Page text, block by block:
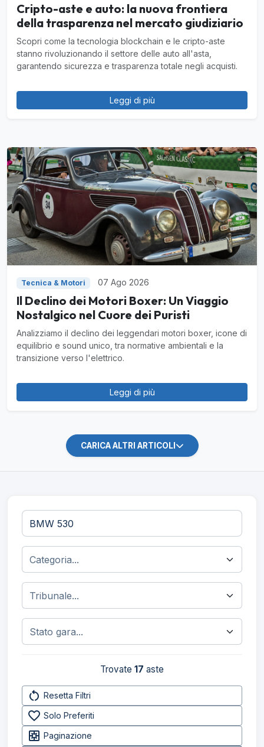
Cripto-aste e auto: la nuova frontiera
della trasparenza nel mercato giudiziario
Scopri come la tecnologia blockchain e le cripto-aste
stanno rivoluzionando il settore delle auto all'asta,
garantendo sicurezza e trasparenza totale negli acquisti.
Leggi di più
Tecnica & Motori 07 Ago 2026
Il Declino dei Motori Boxer: Un Viaggio
Nostalgico nel Cuore dei Puristi
Analizziamo il declino dei leggendari motori boxer, icone di
equilibrio e sound unico, tra normative ambientali e la
transizione verso l'elettrico.
Leggi di più
CARICA ALTRI ARTICOLI
Trovate 17 aste
restart_alt Resetta Filtri
favorite_border Solo Preferiti
pages Paginazione